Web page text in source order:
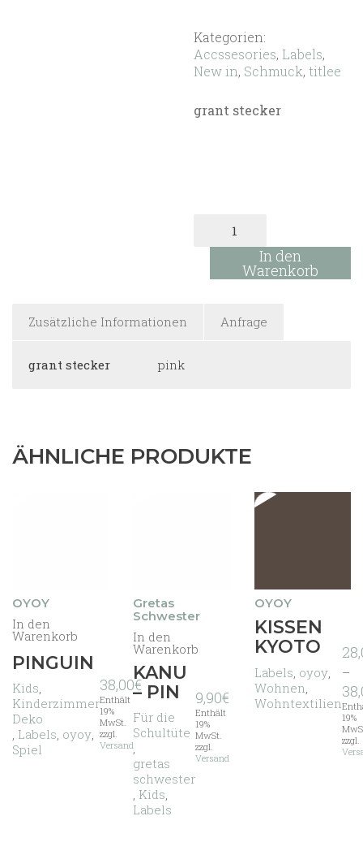
Kategorien:
Accssesories, Labels,
New in, Schmuck, titlee
grant stecker
Ohrringe
pink
In den
Warenkorb
Zusätzliche Informationen Anfrage
grant stecker pink
ÄHNLICHE PRODUKTE
OYOY
In den
Warenkorb
PINGUIN
Kids,
Kinderzimmer
Deko
, Labels, oyoy,
Spiel
38,00€
Enthält
19%
MwSt.
zzgl.
Versand
Gretas
Schwester
In den
Warenkorb
KANU
– PIN
Für die
Schultüte
,
gretas
schwester
, Kids,
Labels
9,90€
Enthält
19%
MwSt.
zzgl.
Versand
OYOY
Dieses
Produkt
weist
mehrere
Varianten
auf.
KISSEN
KYOTO
Labels oyoy,
Wohnen
Wohntextilien
–
19%
zzgl.